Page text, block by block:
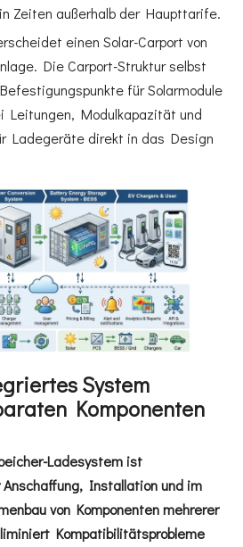
Zeiten außerhalb der Haupttarife.
einen Solar-Carport von
Die Carport-Struktur selbst
für Solarmodule
Leitungen, Modulkapazität und
Ladegeräte direkt in das Design
System
Komponenten
Ladesystem ist
Installation und im
von Komponenten mehrerer
Kompatibilitätsprobleme